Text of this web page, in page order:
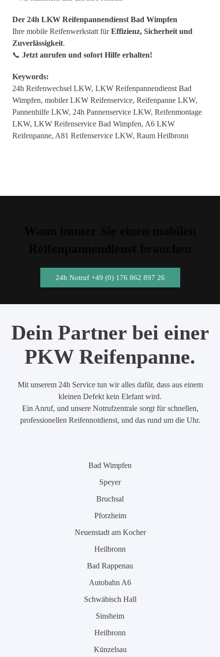
Der 24h LKW Reifenpannendienst Bad Wimpfen
Ihre mobile Reifenwerkstatt fürEffizienz, Sicherheit und
Zuverlässigkeit.
📞 Jetzt anrufen und sofort Hilfe erhalten!
Keywords:
24h Reifenwechsel LKW, LKW Reifenpannendienst Bad
Wimpfen, mobiler LKW Reifenservice, Reifenpanne LKW,
Pannenhilfe LKW, 24h Pannenservice LKW, Reifenmontage
LKW, LKW Reifenservice Bad Wimpfen, A6 LKW
Reifenpanne, A81 Reifenservice LKW, Raum Heilbronn
24h Notruf +49 (0) 176 862 897 26
Dein Partner bei einer
PKW Reifenpanne.
Mit unserem 24h Service tun wir alles dafür, dass aus einem
kleinen Defekt kein Elefant wird.
Ein Anruf, und unsere Notrufzentrale sorgt für schnellen,
professionellen Reifennotdienst, und das rund um die Uhr.
Bad Wimpfen
Speyer
Bruchsal
Pforzheim
Neuenstadt am Kocher
Heilbronn
Bad Rappenau
Autobahn A6
Schwäbisch Hall
Sinsheim
Heilbronn
Künzelsau